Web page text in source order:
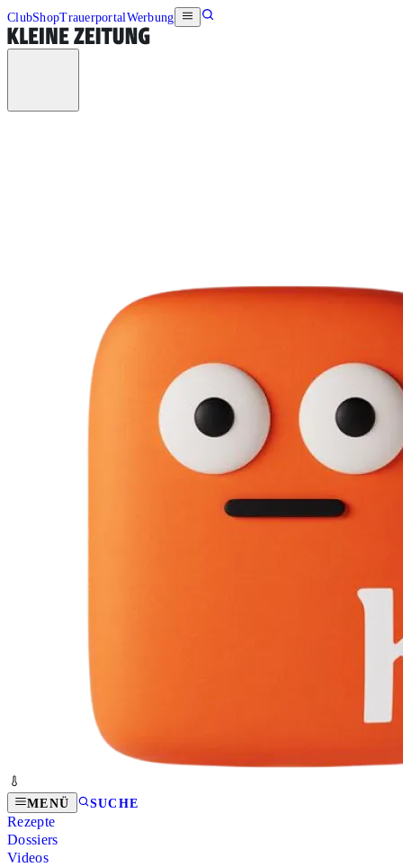
ClubShopTrauerportalWerbung
MENÜ SUCHE
Rezepte
Dossiers
Videos